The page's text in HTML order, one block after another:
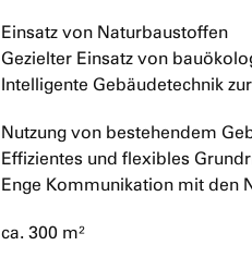
Einsatz von Naturbaustoffen
Gezielter Einsatz von
Intelligente Gebäudetechnik
Nutzung von bestehendem
Effizientes und flexibles
Enge Kommunikation mit den
ca. 300 m²